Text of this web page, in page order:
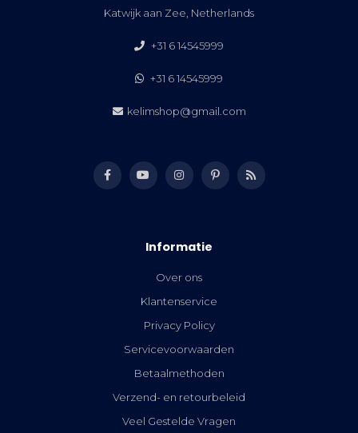
Katwijk aan Zee, Netherlands
+31 6 14545999
+31 6 14545999
kelimshop@gmail.com
Informatie
Over ons
Klantenservice
Privacy Policy
Servicevoorwaarden
Betaalmethoden
Verzend- en retourbeleid
Veel Gestelde Vragen